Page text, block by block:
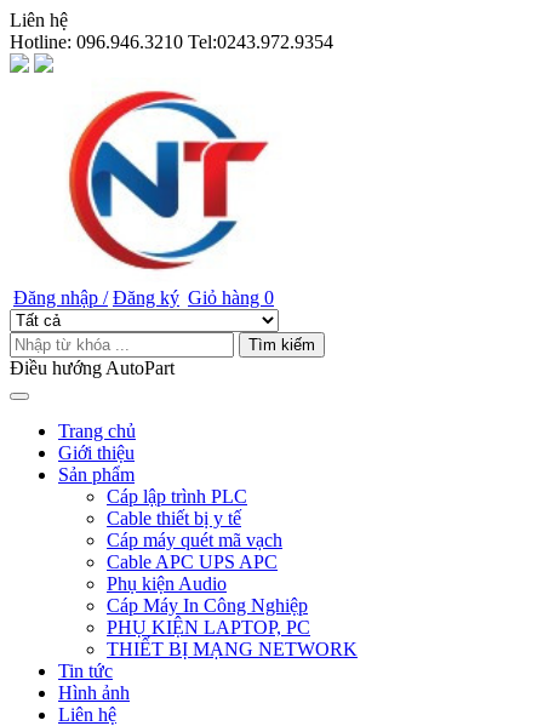
Liên hệ
Hotline: 096.946.3210 Tel:0243.972.9354
Đăng nhập / Đăng ký Giỏ hàng 0
Tìm kiếm
Điều hướng AutoPart
Trang chủ
Giới thiệu
Sản phẩm
Cáp lập trình PLC
Cable thiết bị y tế
Cáp máy quét mã vạch
Cable APC UPS APC
Phụ kiện Audio
Cáp Máy In Công Nghiệp
PHỤ KIỆN LAPTOP, PC
THIẾT BỊ MẠNG NETWORK
Tin tức
Hình ảnh
Liên hệ